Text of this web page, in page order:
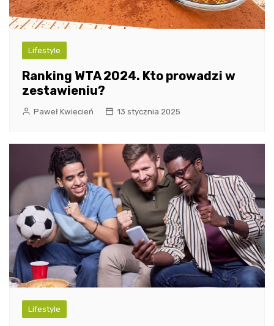
Lifestyle
Ranking WTA 2024. Kto prowadzi w
zestawieniu?
Paweł Kwiecień 13 stycznia 2025
Lifestyle